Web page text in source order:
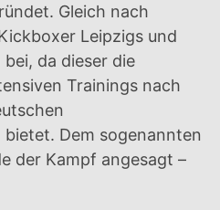
Gleich nach
Leipzigs und
da dieser die
Trainings nach
Dem sogenannten
der Kampf angesagt –